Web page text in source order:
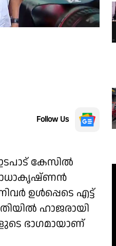
Follow Us
കേസിൽ
രാധാകൃഷ്ണൻ
ഉൾപ്പെടെ എട്ട്
ഹാജരായി
ഭാഗമായാണ്